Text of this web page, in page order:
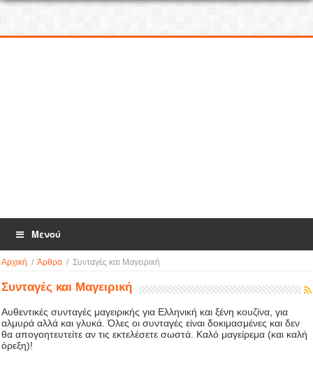
Μενού
Αρχική / Άρθρα / Συνταγές και Μαγειρική
Συνταγές και Μαγειρική
Αυθεντικές συνταγές μαγειρικής για Ελληνική και ξένη κουζίνα, για
αλμυρά αλλά και γλυκά. Όλες οι συνταγές είναι δοκιμασμένες και δεν
θα απογοητευτείτε αν τις εκτελέσετε σωστά. Καλό μαγείρεμα (και καλή
όρεξη)!